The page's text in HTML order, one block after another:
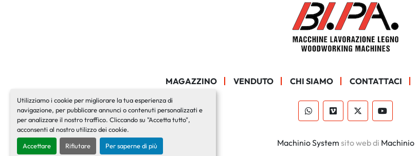
Utilizziamo i cookie per migliorare la tua esperienza di
navigazione, per pubblicare annunci o contenuti personalizzati e
per analizzare il nostro traffico. Cliccando su "Accetta tutto",
acconsenti al nostro utilizzo dei cookie.
Accettare Rifiutare Per saperne di più
MAGAZZINO VENDUTO CHI SIAMO CONTATTACI
whatsappvimeo twitteryoutube
Machinio System sito web di Machinio